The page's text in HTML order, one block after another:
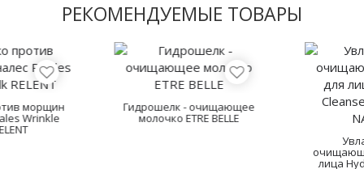
РЕКОМЕНДУЕМЫЕ ТОВАРЫ
Unstress Gentle
Milk Мягкое
молочко Christina
(Кристина)